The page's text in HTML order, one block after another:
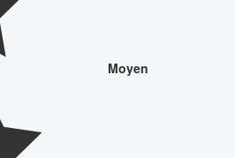
Moyen